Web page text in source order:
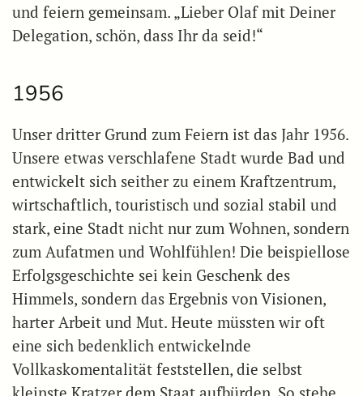
und feiern gemeinsam. „Lieber Olaf mit Deiner
Delegation, schön, dass Ihr da seid!“
1956
Unser dritter Grund zum Feiern ist das Jahr 1956.
Unsere etwas verschlafene Stadt wurde Bad und
entwickelt sich seither zu einem Kraftzentrum,
wirtschaftlich, touristisch und sozial stabil und
stark, eine Stadt nicht nur zum Wohnen, sondern
zum Aufatmen und Wohlfühlen! Die beispiellose
Erfolgsgeschichte sei kein Geschenk des
Himmels, sondern das Ergebnis von Visionen,
harter Arbeit und Mut. Heute müssten wir oft
eine sich bedenklich entwickelnde
Vollkaskomentalität feststellen, die selbst